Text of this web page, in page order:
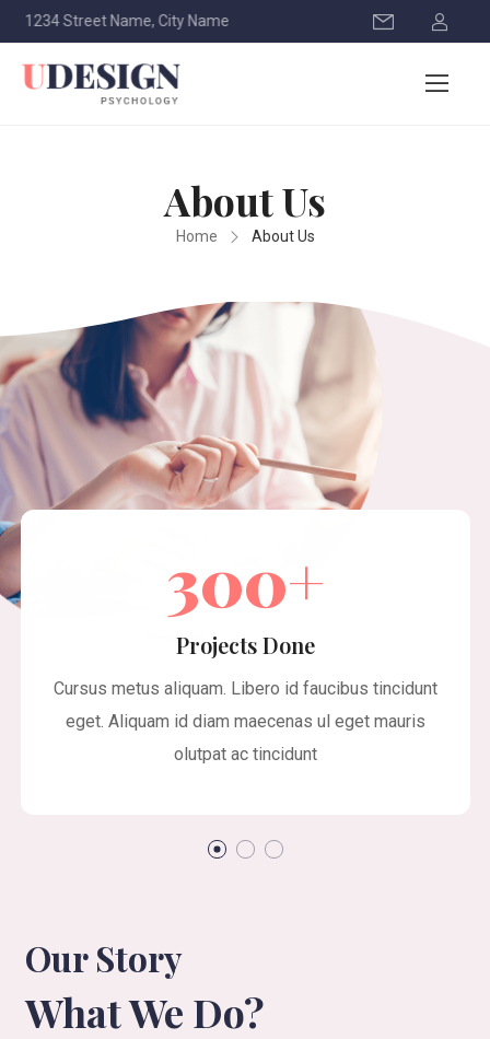
1234 Street Name, City Name
About Us
Home About Us
300+
Projects Done
Cursus metus aliquam. Libero id faucibus tincidunt
eget. Aliquam id diam maecenas ul eget mauris
olutpat ac tincidunt
Our Story
What We Do?